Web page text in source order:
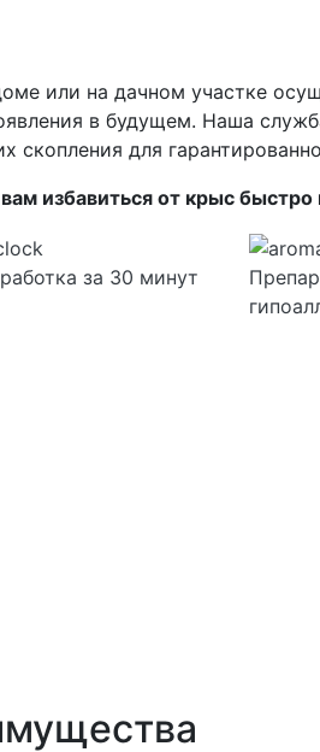
или на дачном участке
в будущем. Наша
скопления для
избавиться от крыс быстро
за 30 минут